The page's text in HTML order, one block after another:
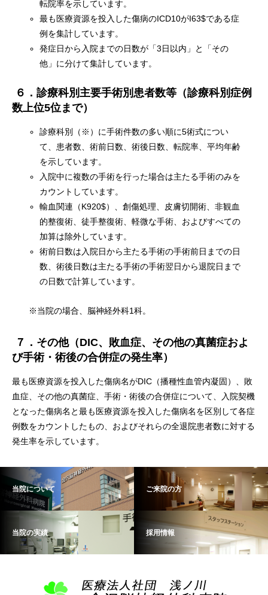
転院率を示しています。
最も医療資源を投入した傷病のICD10がI63$である症
例を集計しています。
発症日から入院までの日数が「3日以内」と「その
他」に分けて集計しています。
６．診療科別主要手術別患者数等（診療科別症例
数上位5位まで）
診療科別（※）に手術件数の多い順に5術式につい
て、患者数、術前日数、術後日数、転院率、平均年齢
を示しています。
入院中に複数の手術を行った場合は主たる手術のみを
カウントしています。
輸血関連（K920$）、創傷処理、皮膚切開術、非観血
的整復術、徒手整復術、軽微な手術、およびすべての
加算は除外しています。
術前日数は入院日から主たる手術の手術前日までの日
数、術後日数は主たる手術の手術翌日から退院日まで
の日数で計算しています。
※当院の場合、脳神経外科1科。
７．その他（DIC、敗血症、その他の真菌症およ
び手術・術後の合併症の発生率）
最も医療資源を投入した傷病名がDIC（播種性血管内凝固）、敗
血症、その他の真菌症、手術・術後の合併症について、入院契機
となった傷病名と最も医療資源を投入した傷病名を区別して各症
例数をカウントしたもの、およびそれらの全退院患者数に対する
発生率を示しています。
当院について ご来院の方
当院の実績 採用情報